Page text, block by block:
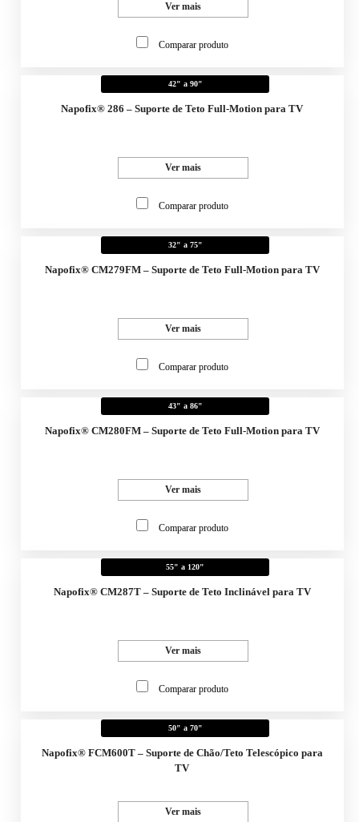
Ver mais
Comparar produto
42" a 90"
Napofix® 286 – Suporte de Teto Full-Motion para TV
Ver mais
Comparar produto
32" a 75"
Napofix® CM279FM – Suporte de Teto Full-Motion para TV
Ver mais
Comparar produto
43" a 86"
Napofix® CM280FM – Suporte de Teto Full-Motion para TV
Ver mais
Comparar produto
55" a 120"
Napofix® CM287T – Suporte de Teto Inclinável para TV
Ver mais
Comparar produto
50" a 70"
Napofix® FCM600T – Suporte de Chão/Teto Telescópico para
TV
Ver mais